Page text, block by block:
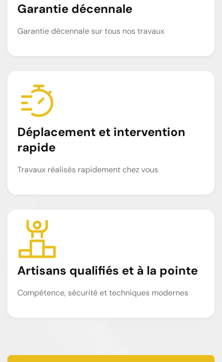
Garantie décennale
Garantie décennale sur tous nos travaux
Déplacement et intervention
rapide
Travaux réalisés rapidement chez vous
Artisans qualifiés et à la pointe
Compétence, sécurité et techniques modernes